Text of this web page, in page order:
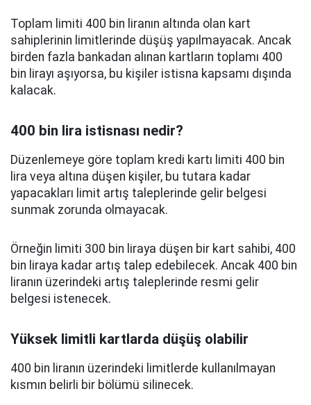
Toplam limiti 400 bin liranın altında olan kart
sahiplerinin limitlerinde düşüş yapılmayacak. Ancak
birden fazla bankadan alınan kartların toplamı 400
bin lirayı aşıyorsa, bu kişiler istisna kapsamı dışında
kalacak.
400 bin lira istisnası nedir?
Düzenlemeye göre toplam kredi kartı limiti 400 bin
lira veya altına düşen kişiler, bu tutara kadar
yapacakları limit artış taleplerinde gelir belgesi
sunmak zorunda olmayacak.
Örneğin limiti 300 bin liraya düşen bir kart sahibi, 400
bin liraya kadar artış talep edebilecek. Ancak 400 bin
liranın üzerindeki artış taleplerinde resmi gelir
belgesi istenecek.
Yüksek limitli kartlarda düşüş olabilir
400 bin liranın üzerindeki limitlerde kullanılmayan
kısmın belirli bir bölümü silinecek.